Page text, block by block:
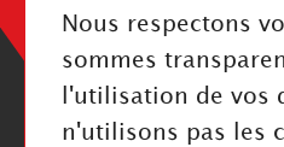
Index Égalité
Cookies
Nous respectons
sommes
l'utilisation de vos
n'utilisons pas les